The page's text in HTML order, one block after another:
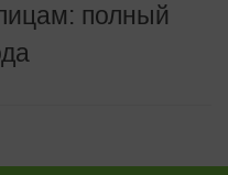
полный